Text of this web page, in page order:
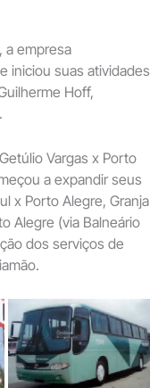
a empresa
iniciou suas atividades
Hoff,
Vargas x Porto
a expandir seus
x Porto Alegre, Granja
Alegre (via Balneário
dos serviços de